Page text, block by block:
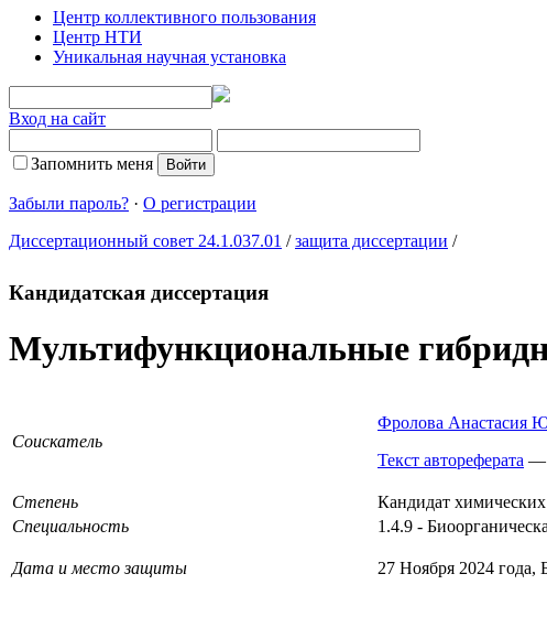
Центр коллективного пользования
Центр НТИ
Уникальная научная установка
Вход на сайт
Запомнить меня
Забыли пароль? · О регистрации
Диссертационный совет 24.1.037.01 /защита диссертации /
Кандидатская диссертация
Мультифункциональные
Соискатель
Фролова Анастасия
Текст автореферата —
Степень
Кандидат
Специальность
1.4.9 -
Дата и место защиты 27 Ноября 2024 года,